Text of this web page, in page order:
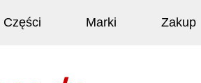
Części Marki Zakup